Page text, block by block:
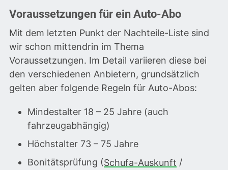
Voraussetzungen für ein Auto-Abo
Mit dem letzten Punkt der Nachteile-Liste sind
wir schon mittendrin im Thema
Voraussetzungen. Im Detail variieren diese bei
den verschiedenen Anbietern, grundsätzlich
gelten aber folgende Regeln für Auto-Abos:
Mindestalter 18 – 25 Jahre (auch
fahrzeugabhängig)
Höchstalter 73 – 75 Jahre
Bonitätsprüfung (Schufa-Auskunft /